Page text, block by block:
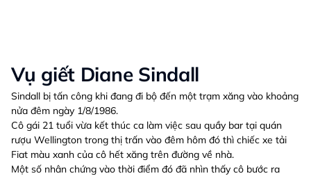
Vụ giết Diane Sindall
Sindall bị tấn công khi đang đi bộ đến một trạm xăng vào khoảng
nửa đêm ngày 1/8/1986.
Cô gái 21 tuổi vừa kết thúc ca làm việc sau quầy bar tại quán
rượu Wellington trong thị trấn vào đêm hôm đó thì chiếc xe tải
Fiat màu xanh của cô hết xăng trên đường về nhà.
Một số nhân chứng vào thời điểm đó đã nhìn thấy cô bước ra